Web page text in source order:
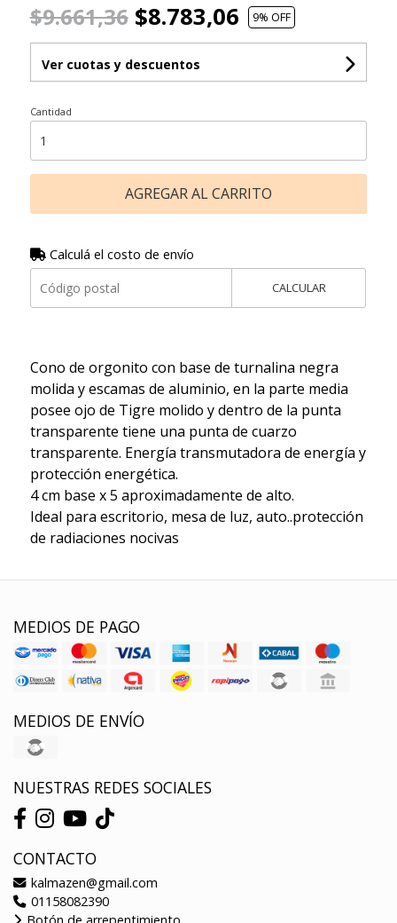
$9.661,36$8.783,06 9% OFF
Ver cuotas y descuentos
Cantidad
AGREGAR AL CARRITO
Calculá el costo de envío
CALCULAR
Cono de orgonito con base de turnalina negra
molida y escamas de aluminio, en la parte media
posee ojo de Tigre molido y dentro de la punta
transparente tiene una punta de cuarzo
transparente. Energía transmutadora de energía y
protección energética.
4 cm base x 5 aproximadamente de alto.
Ideal para escritorio, mesa de luz, auto..protección
de radiaciones nocivas
MEDIOS DE PAGO
MEDIOS DE ENVÍO
NUESTRAS REDES SOCIALES
CONTACTO
kalmazen@gmail.com
01158082390